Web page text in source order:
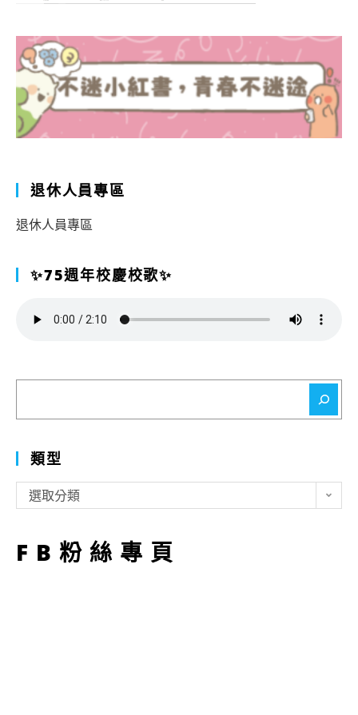
退休人員專區
退休人員專區
✨75週年校慶校歌✨
類型
型
選取分類
FB粉絲專頁